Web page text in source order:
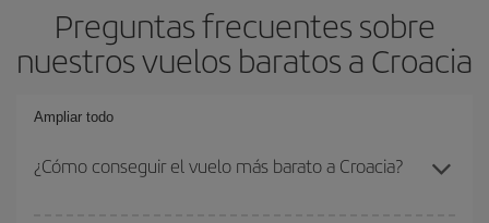
Preguntas frecuentes sobre
nuestros vuelos baratos a Croacia
Ampliar todo
¿Cómo conseguir el vuelo más barato a Croacia?